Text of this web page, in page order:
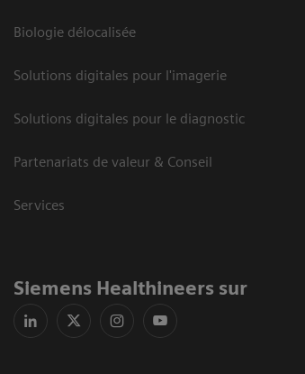
Biologie délocalisée
Solutions digitales pour l'imagerie
Solutions digitales pour le diagnostic
Partenariats de valeur & Conseil
Services
Siemens Healthineers sur